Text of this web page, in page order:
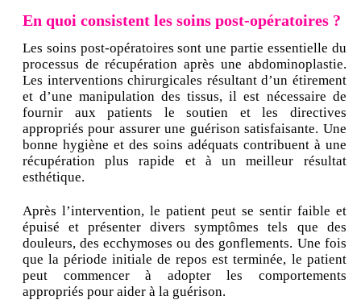
En quoi consistent les soins post-opératoires ?
Les soins post-opératoires sont une partie essentielle du
processus de récupération après une abdominoplastie.
Les interventions chirurgicales résultant d’un étirement
et d’une manipulation des tissus, il est nécessaire de
fournir aux patients le soutien et les directives
appropriés pour assurer une guérison satisfaisante. Une
bonne hygiène et des soins adéquats contribuent à une
récupération plus rapide et à un meilleur résultat
esthétique.
Après l’intervention, le patient peut se sentir faible et
épuisé et présenter divers symptômes tels que des
douleurs, des ecchymoses ou des gonflements. Une fois
que la période initiale de repos est terminée, le patient
peut commencer à adopter les comportements
appropriés pour aider à la guérison.